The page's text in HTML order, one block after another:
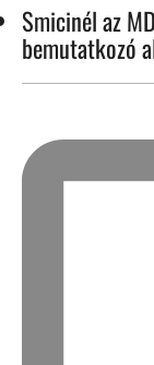
Smicinél az
bemutatkozó